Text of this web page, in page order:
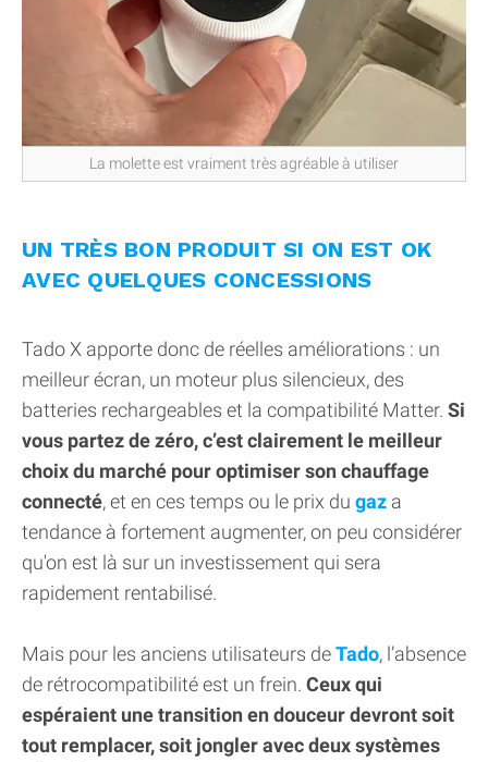
La molette est vraiment très agréable à utiliser
UN TRÈS BON PRODUIT SI ON EST OK
AVEC QUELQUES CONCESSIONS
Tado X apporte donc de réelles améliorations : un
meilleur écran, un moteur plus silencieux, des
batteries rechargeables et la compatibilité Matter. Si
vous partez de zéro, c’est clairement le meilleur
choix du marché pour optimiser son chauffage
connecté, et en ces temps ou le prix du gaz a
tendance à fortement augmenter, on peu considérer
qu'on est là sur un investissement qui sera
rapidement rentabilisé.
Mais pour les anciens utilisateurs deTado, l’absence
de rétrocompatibilité est un frein. Ceux qui
espéraient une transition en douceur devront soit
tout remplacer, soit jongler avec deux systèmes